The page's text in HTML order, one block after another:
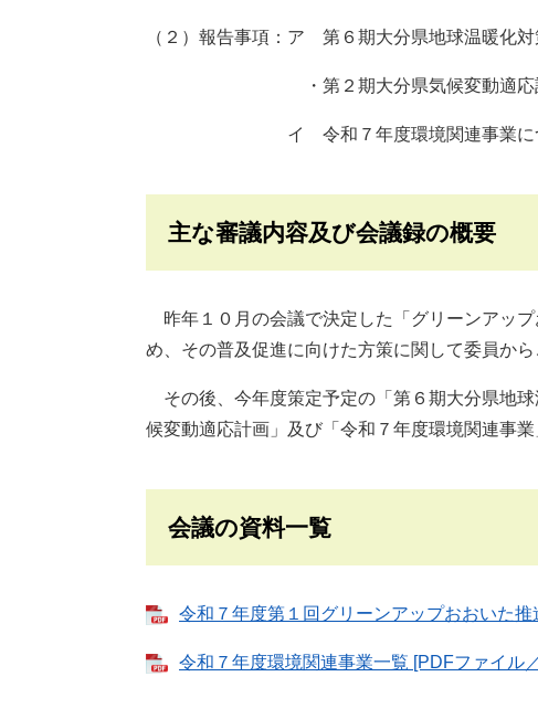
（２）報告事項：ア 第６期大分県地球温暖化対
・第２期大分県気候変動適応計画
イ 令和７年度環境関連事業につ
主な審議内容及び会議録の概要
昨年１０月の会議で決定した「グリーンアッ
め、その普及促進に向けた方策に関して委員から
その後、今年度策定予定の「第６期大分県地
候変動適応計画」及び「令和７年度環境関連事
会議の資料一覧
令和７年度第１回グリーンアップおおいた
令和７年度環境関連事業一覧 [PDFファイル